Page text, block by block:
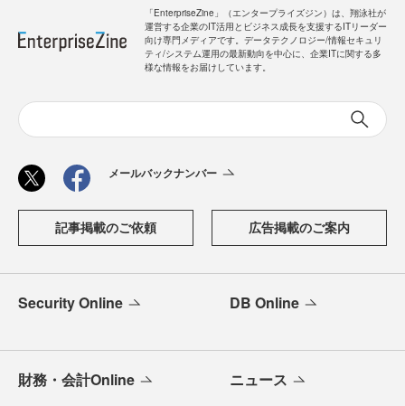
「EnterpriseZine」（エンタープライズジン）は、翔泳社が
運営する企業のIT活用とビジネス成長を支援するITリーダー
向け専門メディアです。データテクノロジー/情報セキュリ
ティ/システム運用の最新動向を中心に、企業ITに関する多
様な情報をお届けしています。
メールバックナンバー
記事掲載のご依頼 広告掲載のご案内
Security Online DB Online
財務・会計Online ニュース